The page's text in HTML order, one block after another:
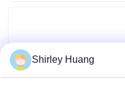
Chiedi un preventivo
Shirley Huang